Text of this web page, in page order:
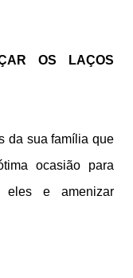
OS LAÇOS
da sua família que
ocasião para
eles e amenizar